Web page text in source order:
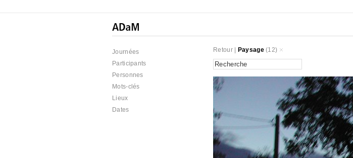
Journées
Participants
Personnes
Mots-clés
Lieux
Dates
Retour| Paysage(12)